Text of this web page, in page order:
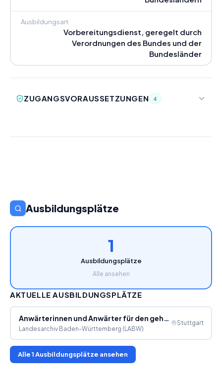
Ausbildungsart
Vorbereitungsdienst, geregelt durch
Verordnungen des Bundes und der
Bundesländer
ZUGANGSVORAUSSETZUNGEN 4
Ausbildungsplätze
1
Ausbildungsplätze
Alle ansehen
AKTUELLE AUSBILDUNGSPLÄTZE
Landesarchiv Baden-Württemberg (LABW)
Stuttgart
Alle1Ausbildungsplätze ansehen